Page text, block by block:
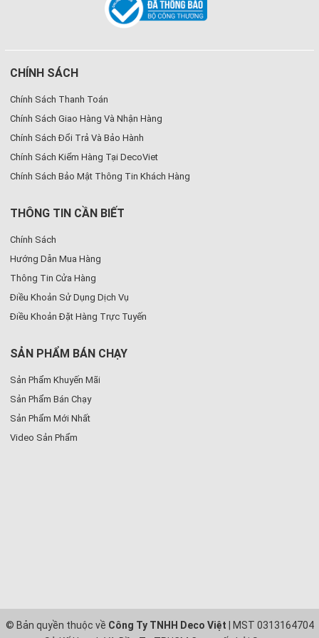
CHÍNH SÁCH
Chính Sách Thanh Toán
Chính Sách Giao Hàng Và Nhận Hàng
Chính Sách Đổi Trả Và Bảo Hành
Chính Sách Kiểm Hàng Tại DecoViet
Chính Sách Bảo Mật Thông Tin Khách Hàng
THÔNG TIN CẦN BIẾT
Chính Sách
Hướng Dẫn Mua Hàng
Thông Tin Cửa Hàng
Điều Khoản Sử Dụng Dịch Vụ
Điều Khoản Đặt Hàng Trực Tuyến
SẢN PHẨM BÁN CHẠY
Sản Phẩm Khuyến Mãi
Sản Phẩm Bán Chạy
Sản Phẩm Mới Nhất
Video Sản Phẩm
© Bản quyền thuộc về Công Ty TNHH Deco Việt | MST 0313164704